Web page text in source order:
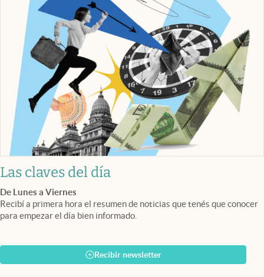
Las claves del día
De Lunes a Viernes
Recibí a primera hora el resumen de noticias que tenés que conocer
para empezar el día bien informado.
Recibir newsletter